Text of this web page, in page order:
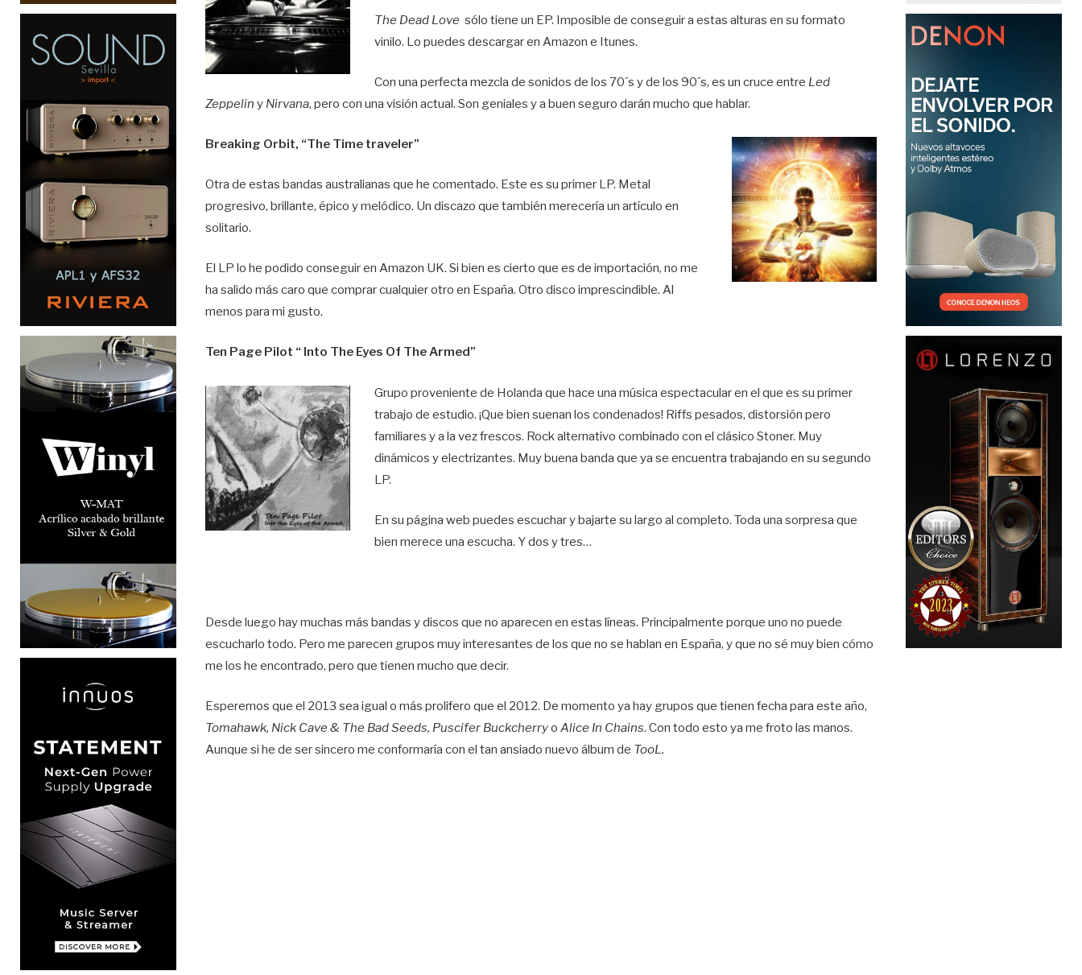
The Dead Love sólo tiene un EP. Imposible de conseguir a estas alturas en su formato
vinilo. Lo puedes descargar en Amazon e Itunes.
Con una perfecta mezcla de sonidos de los 70´s y de los 90´s, es un cruce entre Led
Zeppelin y Nirvana, pero con una visión actual. Son geniales y a buen seguro darán mucho que hablar.
Breaking Orbit, “The Time traveler”
Otra de estas bandas australianas que he comentado. Este es su primer LP. Metal
progresivo, brillante, épico y melódico. Un discazo que también merecería un artículo en
solitario.
El LP lo he podido conseguir en Amazon UK. Si bien es cierto que es de importación, no me
ha salido más caro que comprar cualquier otro en España. Otro disco imprescindible. Al
menos para mi gusto.
Ten Page Pilot “ Into The Eyes Of The Armed”
Grupo proveniente de Holanda que hace una música espectacular en el que es su primer
trabajo de estudio. ¡Que bien suenan los condenados! Riffs pesados, distorsión pero
familiares y a la vez frescos. Rock alternativo combinado con el clásico Stoner. Muy
dinámicos y electrizantes. Muy buena banda que ya se encuentra trabajando en su segundo
LP.
En su página web puedes escuchar y bajarte su largo al completo. Toda una sorpresa que
bien merece una escucha. Y dos y tres…
Desde luego hay muchas más bandas y discos que no aparecen en estas líneas. Principalmente porque uno no puede
escucharlo todo. Pero me parecen grupos muy interesantes de los que no se hablan en España, y que no sé muy bien cómo
me los he encontrado, pero que tienen mucho que decir.
Esperemos que el 2013 sea igual o más prolifero que el 2012. De momento ya hay grupos que tienen fecha para este año,
Tomahawk, Nick Cave & The Bad Seeds, Puscifer BuckcherryoAlice In Chains. Con todo esto ya me froto las manos.
Aunque si he de ser sincero me conformaría con el tan ansiado nuevo álbum de TooL.